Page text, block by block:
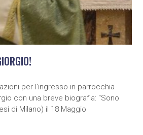
per l’ingresso in parrocchia
con una breve biografia: “Sono
di Milano) il 18 Maggio